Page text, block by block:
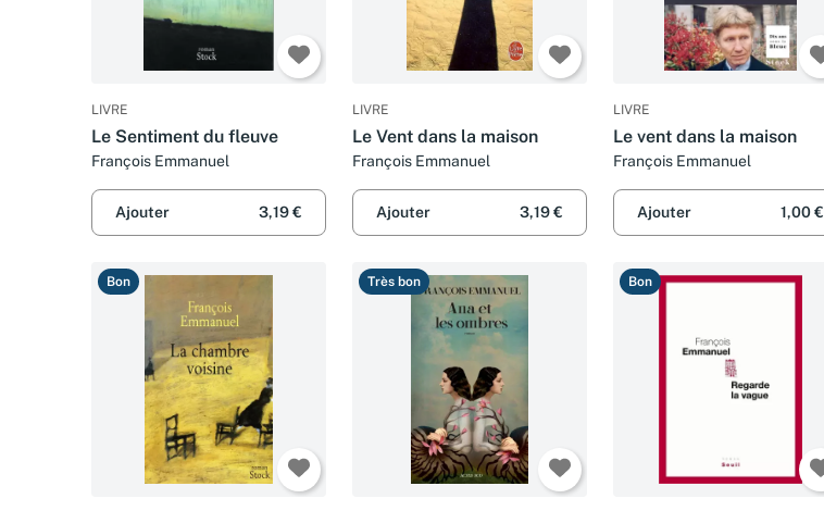
LIVRE
Le Sentiment du fleuve
François Emmanuel
Ajouter 3,19 €
LIVRE
Le Vent dans la maison
François Emmanuel
Ajouter 3,19 €
LIVRE
Le vent dans la maison
François Emmanuel
Ajouter 1,00 €
Bon Très bon Bon